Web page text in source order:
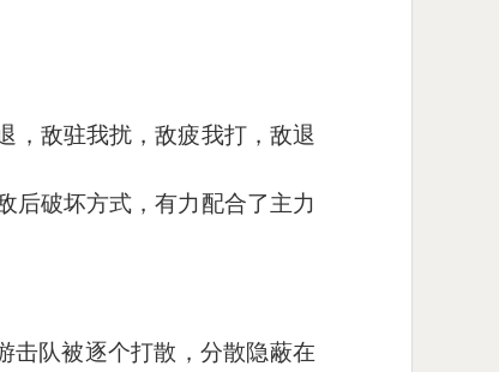
，敌驻我扰，敌疲我打，敌退
后破坏方式，有力配合了主力
击队被逐个打散，分散隐蔽在